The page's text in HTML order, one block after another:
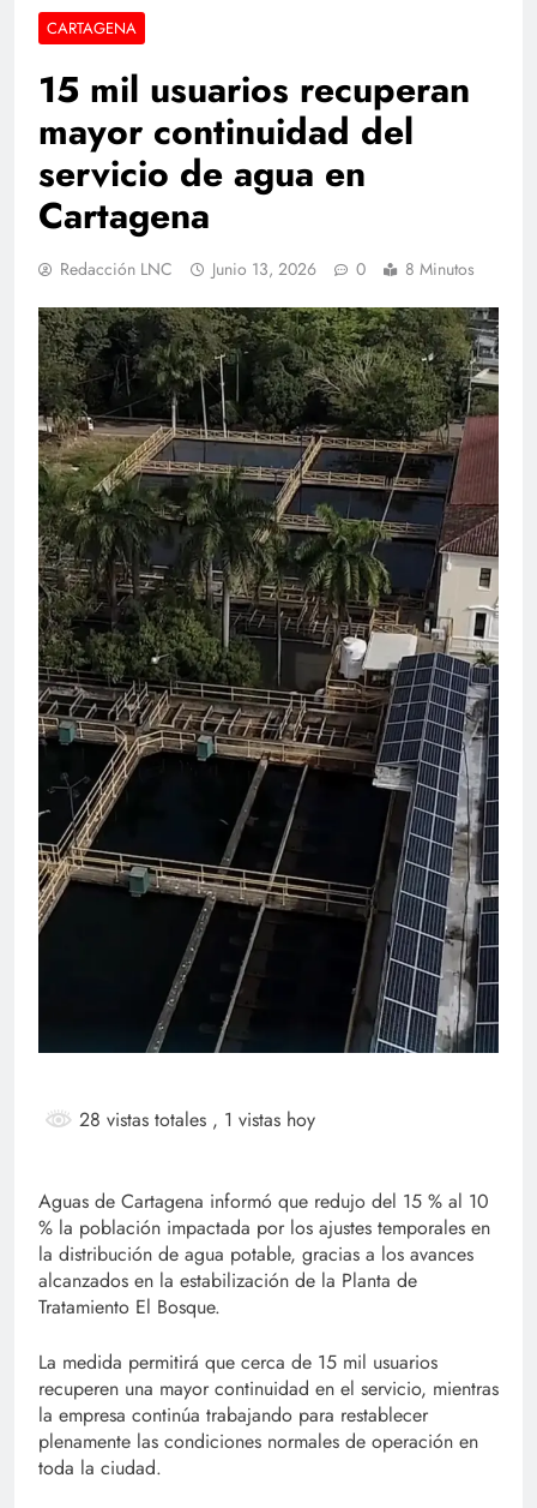
CARTAGENA
15 mil usuarios recuperan
mayor continuidad del
servicio de agua en
Cartagena
Redacción LNC Junio 13, 2026 0 8 Minutos
28 vistas totales , 1 vistas hoy
Aguas de Cartagena informó que redujo del 15 % al 10
% la población impactada por los ajustes temporales en
la distribución de agua potable, gracias a los avances
alcanzados en la estabilización de la Planta de
Tratamiento El Bosque.
La medida permitirá que cerca de 15 mil usuarios
recuperen una mayor continuidad en el servicio, mientras
la empresa continúa trabajando para restablecer
plenamente las condiciones normales de operación en
toda la ciudad.